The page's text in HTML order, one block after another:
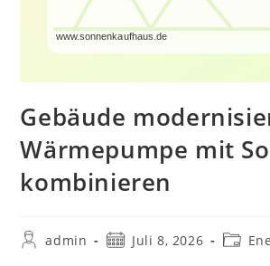
Gebäude
Wärmepumpe mit
kombinieren
Beitrags-
admin
BeitragJuli 8, 2026